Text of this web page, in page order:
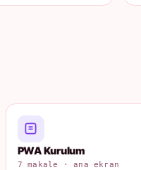
PWA Kurulum
7 makale · ana ekran